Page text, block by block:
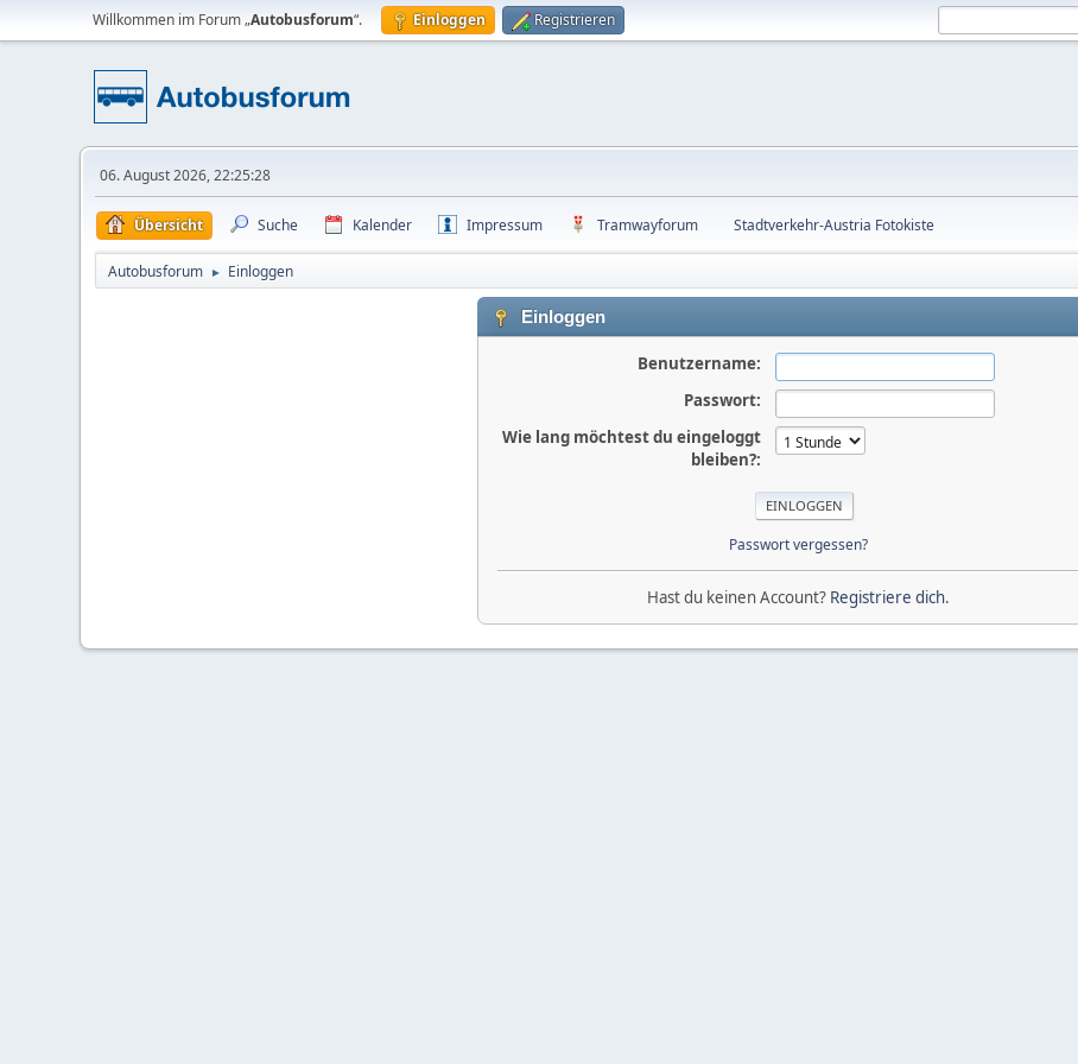
Willkommen im Forum „Autobusforum“. Einloggen Registrieren
06. August 2026, 22:25:28
Übersicht Suche Kalender Impressum Tramwayforum Stadtverkehr-Austria Fotokiste
Autobusforum ► Einloggen
Einloggen
Benutzername:
Passwort:
Wie lang möchtest du eingeloggt
bleiben?:
Passwort vergessen?
Hast du keinen Account? Registriere dich.